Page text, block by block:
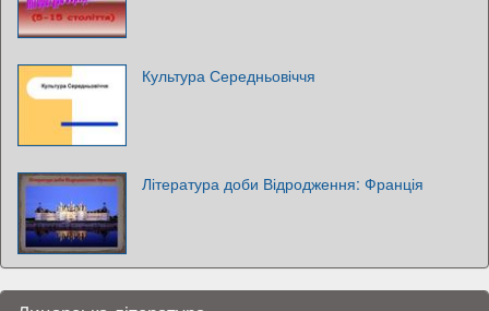
Культура Середньовіччя
Література доби Відродження: Франція